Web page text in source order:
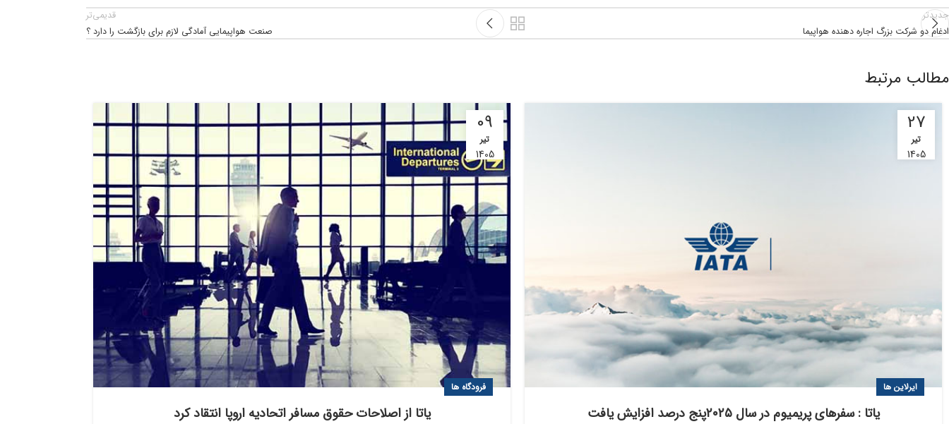
جدیدتر
ادغام دو شرکت بزرگ اجاره دهنده هواپیما
قدیمی‌تر
صنعت هواپیمایی آمادگی لازم برای بازگشت را دارد ؟
مطالب مرتبط
27
تیر
1405
ایرلاین ها
یاتا : سفرهای پریمیوم در سال ۲۰۲۵پنج درصد افزایش یافت
09
تیر
1405
فرودگاه ها
یاتا از اصلاحات حقوق مسافر اتحادیه اروپا انتقاد کرد